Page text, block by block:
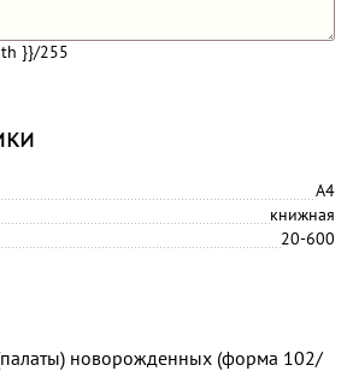
}}/255
А4
книжная
20-600
новорожденных (форма 102/